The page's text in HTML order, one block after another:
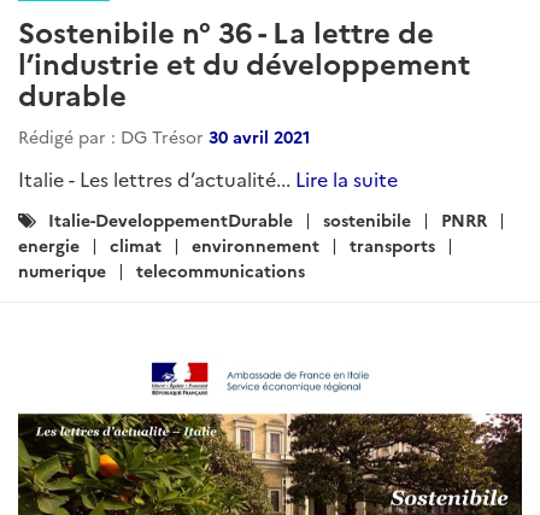
Sostenibile n° 36 - La lettre de
l’industrie et du développement
durable
Rédigé par : DG Trésor 30 avril 2021
Italie - Les lettres d’actualité... Lire la suite
Catégories
:
Italie-DeveloppementDurable sostenibile
PNRR
energie
climat environnement
transports
numerique
telecommunications